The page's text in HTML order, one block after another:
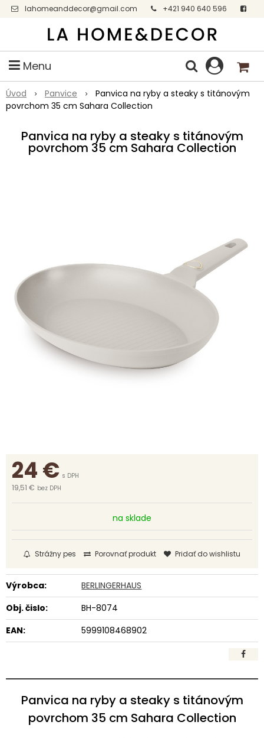
lahomeanddecor@gmail.com
+421 940 640 596
Facebook
Menu
Úvod Panvice
Panvica na ryby a steaky s titánovým
povrchom 35 cm Sahara Collection
Panvica na ryby a steaky s titánovým
povrchom 35 cm Sahara Collection
24€ s DPH
19,51 € bez DPH
na sklade
Strážny pes Porovnať produkt Pridať do wishlistu
Výrobca:
BERLINGERHAUS
Obj. čislo:
BH-8074
EAN:
5999108468902
Panvica na ryby a steaky s titánovým
povrchom 35 cm Sahara Collection